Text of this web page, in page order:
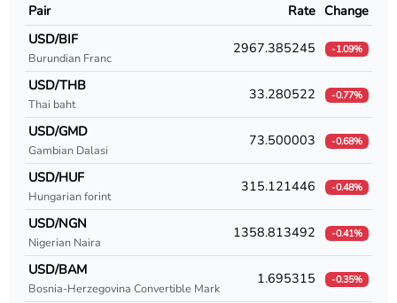
USD/CHF
USD/CLF
USD/CLP
USD/CNY
USD/COP
USD/CRC
USD/CUC
USD/CUP
Pair Rate Change
USD/BIF
Burundian Franc
2967.385245 -1.09%
USD/THB
Thai baht
33.280522 -0.77%
USD/GMD
Gambian Dalasi
73.500003 -0.68%
USD/HUF
Hungarian forint
315.121446 -0.48%
USD/NGN
Nigerian Naira
1358.813492 -0.41%
USD/BAM
Bosnia-Herzegovina Convertible Mark
1.695315 -0.35%